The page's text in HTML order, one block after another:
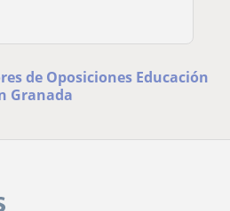
de Oposiciones Educación
Granada